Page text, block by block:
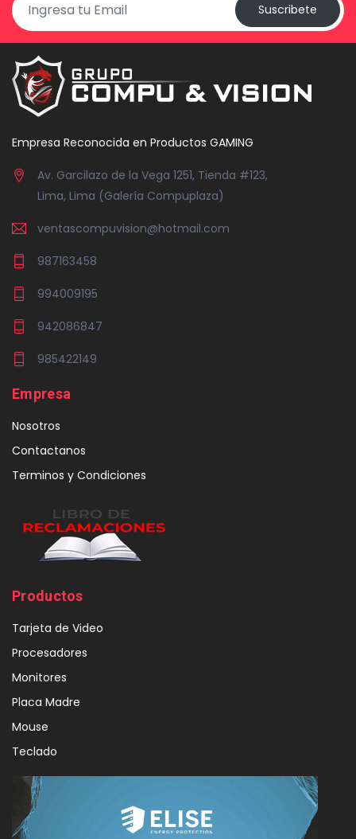
Suscribete
Empresa Reconocida en Productos GAMING
Av. Garcilazo de la Vega 1251, Tienda #123,
Lima, Lima (Galería Compuplaza)
ventascompuvision@hotmail.com
987163458
994009195
942086847
985422149
Empresa
Nosotros
Contactanos
Terminos y Condiciones
Productos
Tarjeta de Video
Procesadores
Monitores
Placa Madre
Mouse
Teclado